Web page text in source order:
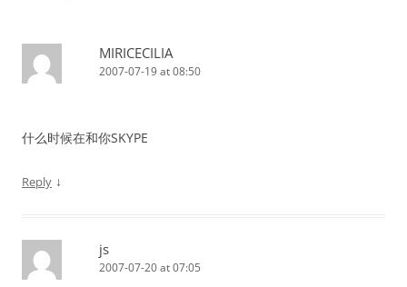
MIRICECILIA
2007-07-19 at 08:50
什么时候在和你SKYPE
Reply ↓
js
2007-07-20 at 07:05